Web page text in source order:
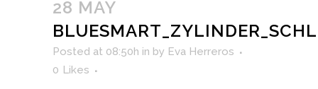
28 MAY
Posted at 08:50h in by Eva Herreros
0 Likes